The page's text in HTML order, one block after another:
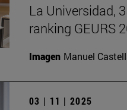
La Universidad,
ranking GEURS
Imagen Manuel
03 | 11 | 2025